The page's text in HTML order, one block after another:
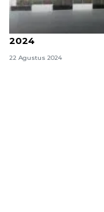
Kejaksaan Agung
2024
22 Agustus 2024